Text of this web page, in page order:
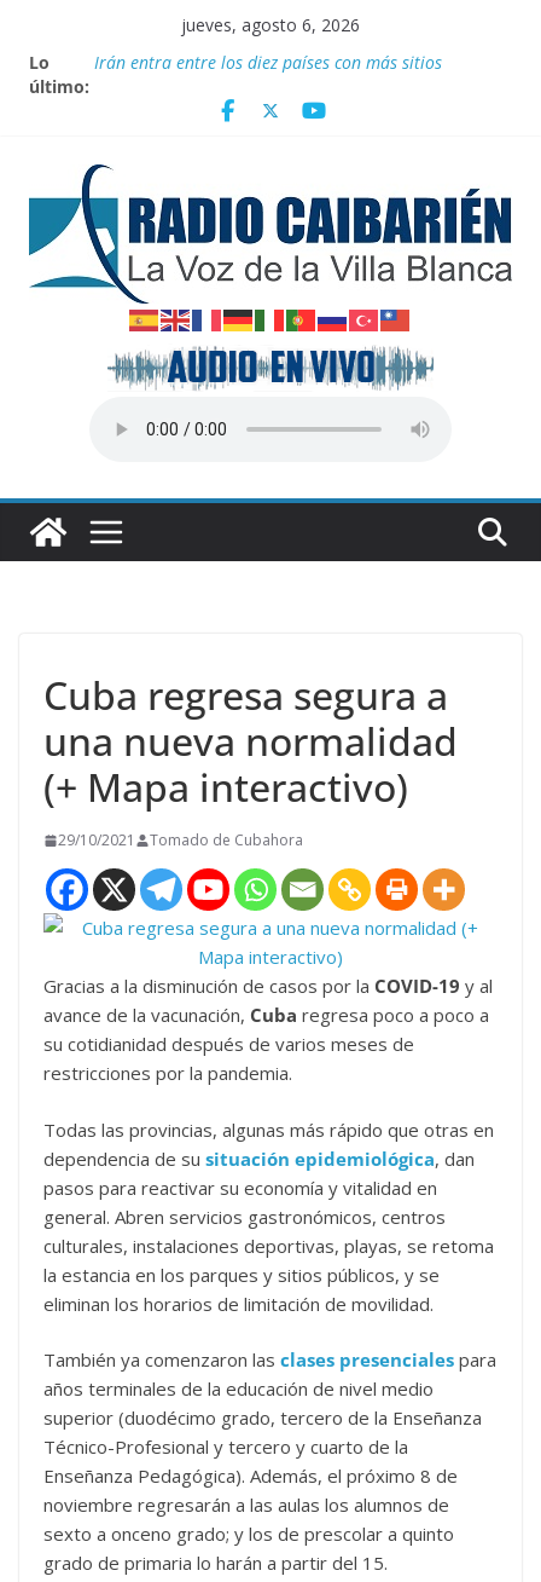
contenido
jueves, agosto 6, 2026
Lo
último:
Irán entra entre los diez países con más sitios
“Aterrizando” los efectos del calor global
medicamentos
Publican nuevas normas para el reordenamiento del
comercio
Transporte: Nuevas facilidades para importar
vehículos e impulsar la movilidad eléctrica en Cuba
Cuba regresa segura a
una nueva normalidad
(+ Mapa interactivo)
29/10/2021 Tomado de Cubahora
Gracias a la disminución de casos por la COVID-19 y al
avance de la vacunación, Cuba regresa poco a poco a
su cotidianidad después de varios meses de
restricciones por la pandemia.
Todas las provincias, algunas más rápido que otras en
dependencia de su situación epidemiológica, dan
pasos para reactivar su economía y vitalidad en
general. Abren servicios gastronómicos, centros
culturales, instalaciones deportivas, playas, se retoma
la estancia en los parques y sitios públicos, y se
eliminan los horarios de limitación de movilidad.
También ya comenzaron las clases presenciales para
años terminales de la educación de nivel medio
superior (duodécimo grado, tercero de la Enseñanza
Técnico-Profesional y tercero y cuarto de la
Enseñanza Pedagógica). Además, el próximo 8 de
noviembre regresarán a las aulas los alumnos de
sexto a onceno grado; y los de prescolar a quinto
grado de primaria lo harán a partir del 15.